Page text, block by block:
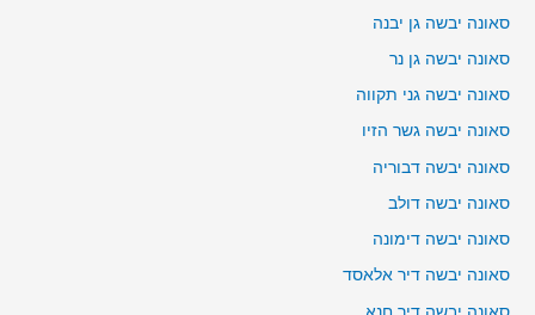
סאונה יבשה גן יבנה
סאונה יבשה גן נר
סאונה יבשה גני תקווה
סאונה יבשה גשר הזיו
סאונה יבשה דבוריה
סאונה יבשה דולב
סאונה יבשה דימונה
סאונה יבשה דיר אלאסד